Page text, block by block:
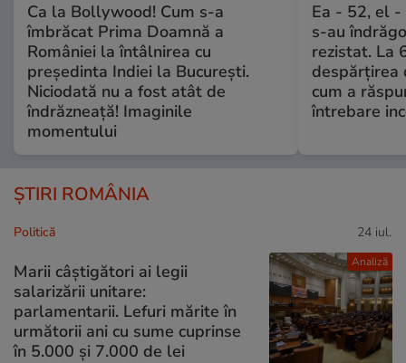
Ca la Bollywood! Cum s-a
îmbrăcat Prima Doamnă a
României la întâlnirea cu
președinta Indiei la București.
Niciodată nu a fost atât de
îndrăzneață! Imaginile
momentului
Ea - 52, el -
s-au
rezistat. La
despărțirea
cum a
întrebare
ȘTIRI ROMÂNIA
Analiză
Politică 24 iul.
Marii câștigători ai legii
salarizării unitare:
parlamentarii. Lefuri mărite în
următorii ani cu sume cuprinse
în 5.000 și 7.000 de lei